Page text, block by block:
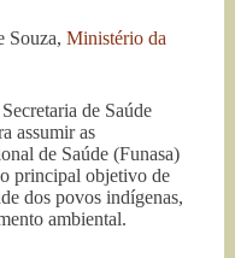
Souza, Ministério da
de Saúde
assumir as
de Saúde (Funasa)
principal objetivo de
dos povos indígenas,
ambiental.